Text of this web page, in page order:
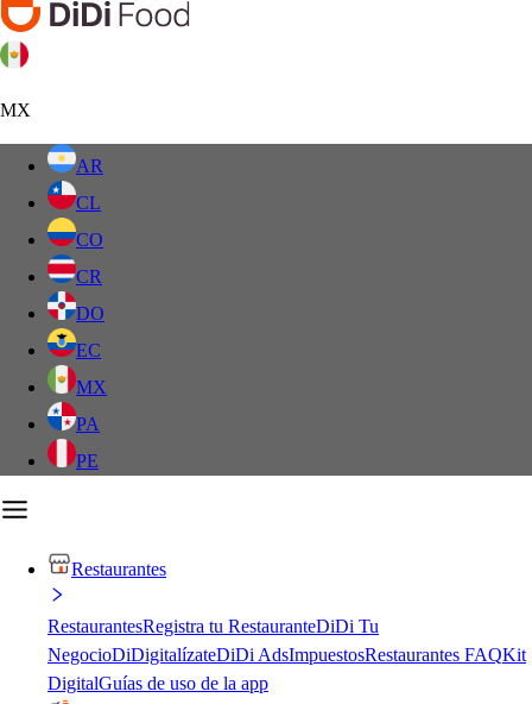
MX
AR
CL
CO
CR
DO
EC
MX
PA
PE
Restaurantes
RestaurantesRegistra tu RestauranteDiDi Tu
NegocioDiDigitalízateDiDi AdsImpuestosRestaurantes FAQKit
DigitalGuías de uso de la app